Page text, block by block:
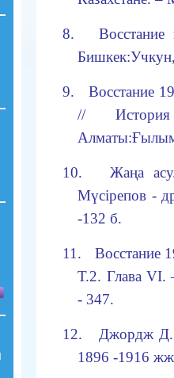
8.
9. Восстание
//
10.
Жаңа
Мүсірепов -
-132 б.
11. Восстание
Т.2. Глава VI.
- 347.
12.
Джордж
1896 -1916